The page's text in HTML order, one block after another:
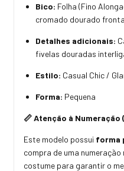
Bico: Folha (Fino
cromado dourado
Detalhes adicionais:
fivelas douradas
Estilo: Casual Chic /
Forma: Pequena
📏 Atenção à Numeração
Este modelo possui forma
compra de uma
costume para garantir o